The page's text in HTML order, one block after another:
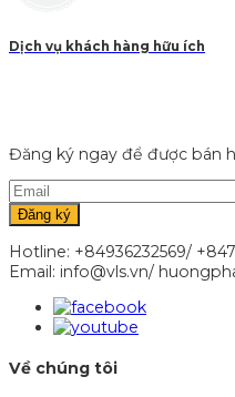
Dịch vụ khách hàng hữu ích
Đăng ký ngay để được bán
Hotline: +84936232569/
Email: info@vls.vn/
Về chúng tôi